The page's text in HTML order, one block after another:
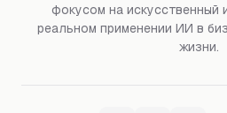
фокусом на искусственный
реальном применении ИИ в
жизни.